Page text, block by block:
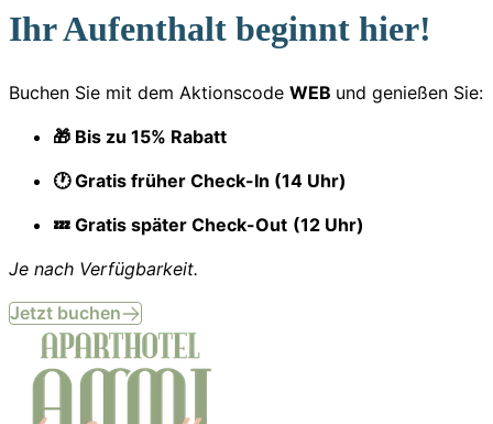
Ihr Aufenthalt beginnt hier!
Buchen Sie mit dem Aktionscode WEB und genießen Sie:
🎁 Bis zu 15% Rabatt
🕐 Gratis früher Check-In (14 Uhr)
💤 Gratis später Check-Out (12 Uhr)
Je nach Verfügbarkeit.
Jetzt buchen